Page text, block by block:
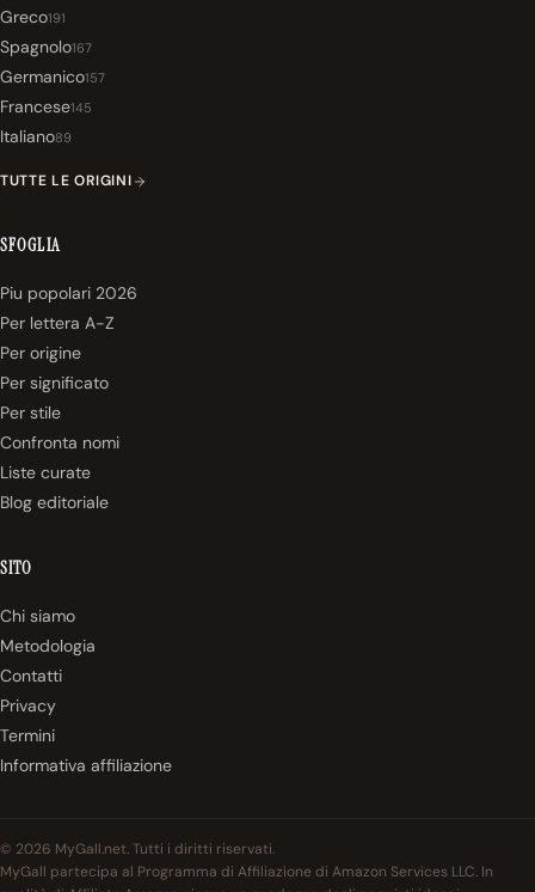
Greco191
Spagnolo167
Germanico157
Francese145
Italiano89
TUTTE LE ORIGINI
SFOGLIA
Piu popolari 2026
Per lettera A-Z
Per origine
Per significato
Per stile
Confronta nomi
Liste curate
Blog editoriale
SITO
Chi siamo
Metodologia
Contatti
Privacy
Termini
Informativa affiliazione
© 2026 MyGall.net. Tutti i diritti riservati.
MyGall partecipa al Programma di Affiliazione di Amazon Services LLC. In